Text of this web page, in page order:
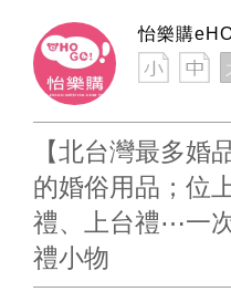
怡樂購
【北台灣最多婚
的婚俗用品；位
禮、上台禮⋯一
禮小物